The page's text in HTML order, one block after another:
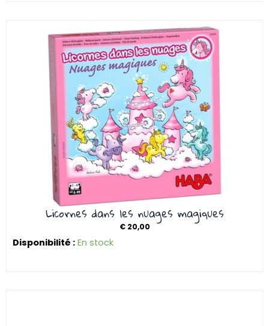
Licornes dans les nuages magiques
€20,00
Disponibilité : En stock